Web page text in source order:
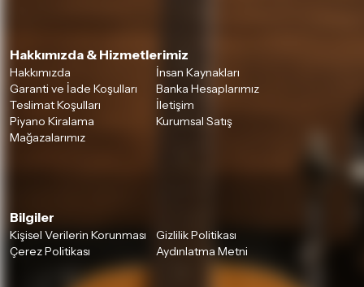
Hakkımızda & Hizmetlerimiz
Hakkımızda
İnsan Kaynakları
Garanti ve İade Koşulları
Banka Hesaplarımız
Teslimat Koşulları
İletişim
Piyano Kiralama
Kurumsal Satış
Mağazalarımız
Bilgiler
Kişisel Verilerin Korunması
Gizlilik Politikası
Çerez Politikası
Aydınlatma Metni